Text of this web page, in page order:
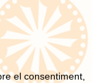
el consentiment,